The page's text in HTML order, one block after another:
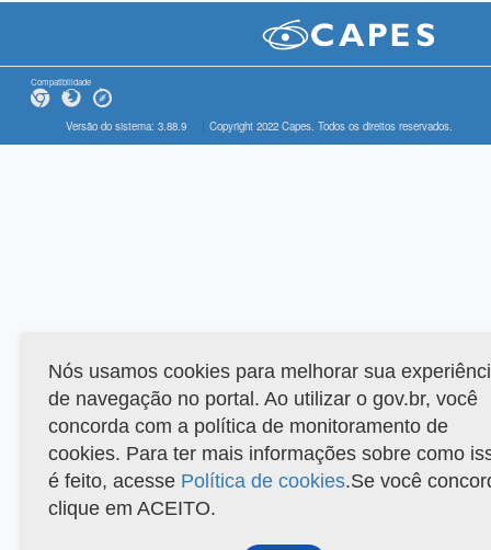
Compatibilidade
Versão do sistema: 3.88.9 Copyright 2022 Capes. Todos os direitos reservados.
Nós usamos cookies para melhorar sua
de navegação no portal. Ao utilizar o gov.br, você
concorda com a política de monitoramento de
cookies. Para ter mais informações sobre como
é feito, acesse Política de cookies.Se você
clique em ACEITO.